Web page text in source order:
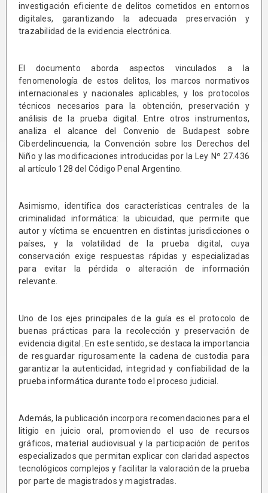
investigación eficiente de delitos cometidos en entornos
digitales, garantizando la adecuada preservación y
trazabilidad de la evidencia electrónica.
El documento aborda aspectos vinculados a la
fenomenología de estos delitos, los marcos normativos
internacionales y nacionales aplicables, y los protocolos
técnicos necesarios para la obtención, preservación y
análisis de la prueba digital. Entre otros instrumentos,
analiza el alcance del Convenio de Budapest sobre
Ciberdelincuencia, la Convención sobre los Derechos del
Niño y las modificaciones introducidas por la Ley Nº 27.436
al artículo 128 del Código Penal Argentino.
Asimismo, identifica dos características centrales de la
criminalidad informática: la ubicuidad, que permite que
autor y víctima se encuentren en distintas jurisdicciones o
países, y la volatilidad de la prueba digital, cuya
conservación exige respuestas rápidas y especializadas
para evitar la pérdida o alteración de información
relevante.
Uno de los ejes principales de la guía es el protocolo de
buenas prácticas para la recolección y preservación de
evidencia digital. En este sentido, se destaca la importancia
de resguardar rigurosamente la cadena de custodia para
garantizar la autenticidad, integridad y confiabilidad de la
prueba informática durante todo el proceso judicial.
Además, la publicación incorpora recomendaciones para el
litigio en juicio oral, promoviendo el uso de recursos
gráficos, material audiovisual y la participación de peritos
especializados que permitan explicar con claridad aspectos
tecnológicos complejos y facilitar la valoración de la prueba
por parte de magistrados y magistradas.